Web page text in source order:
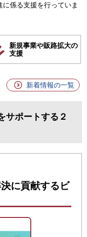
係る支援を行っていま
新規事業や販路拡大の
支援
新着情報の一覧
サポートする２
に貢献するビ